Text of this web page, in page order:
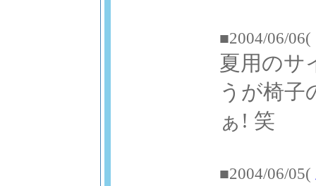
■2004/06/06(
夏用のサ
うが椅子
ぁ! 笑
■2004/06/05(